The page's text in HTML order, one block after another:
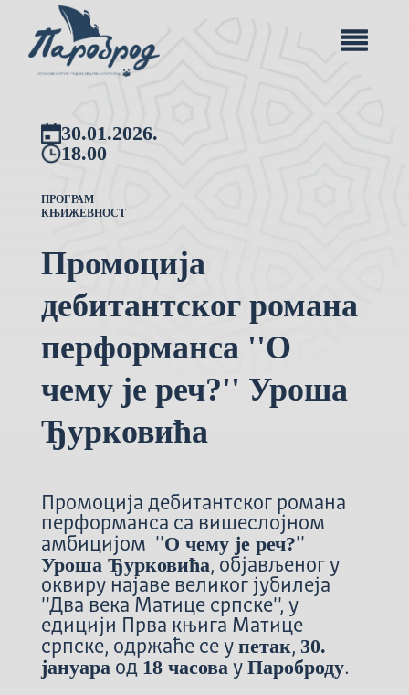
30.01.2026.
18.00
ПРОГРАМ
КЊИЖЕВНОСТ
Промоција
дебитантског романа
перформанса ''О
чему је реч?'' Уроша
Ђурковића
Промоција дебитантског романа
перформанса са вишеслојном
амбицијом ''О чему је реч?''
Уроша Ђурковића, објављеног у
оквиру најаве великог јубилеја
''Два века Матице српске'', у
едицији Прва књига Матице
српске, одржаће се у петак, 30.
јануараод 18 часовау Пароброду.